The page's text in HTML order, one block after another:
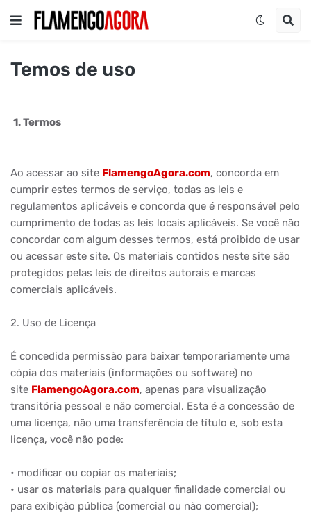
Temos de uso
1. Termos
Ao acessar ao site FlamengoAgora.com, concorda em
cumprir estes termos de serviço, todas as leis e
regulamentos aplicáveis ​​e concorda que é responsável pelo
cumprimento de todas as leis locais aplicáveis. Se você não
concordar com algum desses termos, está proibido de usar
ou acessar este site. Os materiais contidos neste site são
protegidos pelas leis de direitos autorais e marcas
comerciais aplicáveis.
2. Uso de Licença
É concedida permissão para baixar temporariamente uma
cópia dos materiais (informações ou software) no
site FlamengoAgora.com, apenas para visualização
transitória pessoal e não comercial. Esta é a concessão de
uma licença, não uma transferência de título e, sob esta
licença, você não pode:
• modificar ou copiar os materiais;
• usar os materiais para qualquer finalidade comercial ou
para exibição pública (comercial ou não comercial);